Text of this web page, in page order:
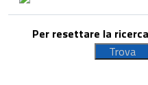
Per resettare la